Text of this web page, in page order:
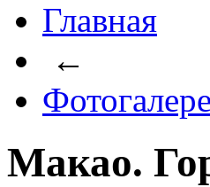
Главная
←
Макао.